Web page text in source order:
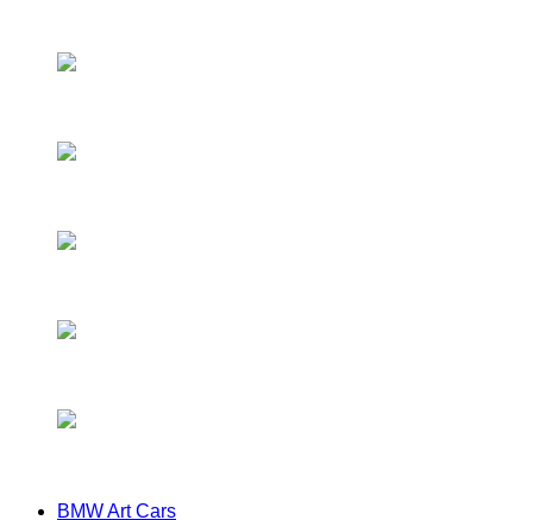
BMW Art Cars